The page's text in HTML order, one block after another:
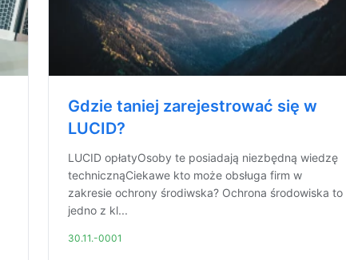
Gdzie taniej zarejestrować się w
LUCID?
LUCID opłatyOsoby te posiadają niezbędną wiedzę
technicznąCiekawe kto może obsługa firm w
zakresie ochrony środiwska? Ochrona środowiska to
jedno z kl...
30.11.-0001